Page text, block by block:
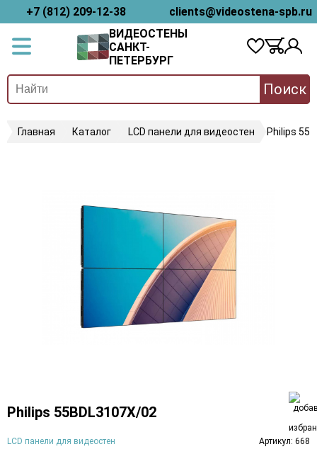
+7 (812) 209-12-38
clients@videostena-spb.ru
ВИДЕОСТЕНЫ
САНКТ-
ПЕТЕРБУРГ
Поиск
Главная Каталог LCD панели для видеостен Philips
Philips 55BDL3107X/02
LCD панели для видеостен Артикул: 668